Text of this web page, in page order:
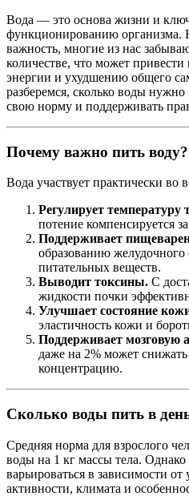
Вода — это основа жизни и
функционированию организма.
важность, многие из нас
количестве, что может
энергии и ухудшению общего
разберемся, сколько воды нужно
свою норму и поддерживать
Почему важно пить воду?
Вода участвует практически во
Регулирует температуру
потение компенсируется
Поддерживает
образованию
питательных веществ.
Выводит токсины. С
жидкости почки
Улучшает состояние
эластичность кожи и
Поддерживает мозговую
даже на 2% может
концентрацию.
Сколько воды пить в
Средняя норма для взрослого
воды на 1 кг массы тела.
варьироваться в зависимости
активности, климата и